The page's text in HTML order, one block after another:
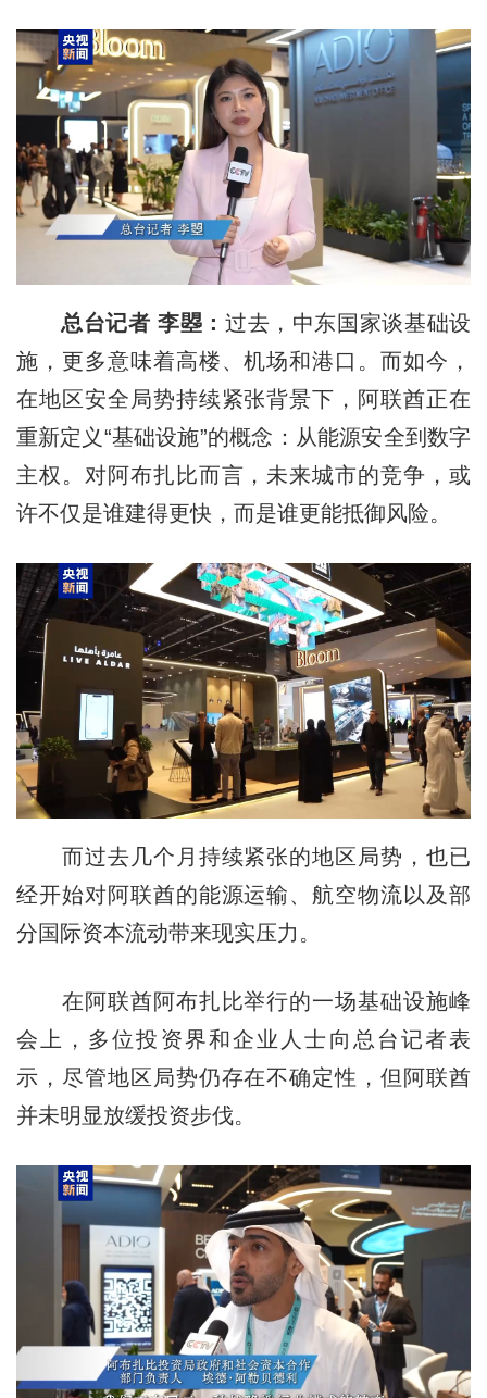
总台记者 李曌： 过去，中东国家谈基础设
施，更多意味着高楼、机场和港口。而如今，
在地区安全局势持续紧张背景下，阿联酋正在
重新定义“基础设施”的概念：从能源安全到数字
主权。对阿布扎比而言，未来城市的竞争，或
许不仅是谁建得更快，而是谁更能抵御风险。
而过去几个月持续紧张的地区局势，也已
经开始对阿联酋的能源运输、航空物流以及部
分国际资本流动带来现实压力。
在阿联酋阿布扎比举行的一场基础设施峰
会上，多位投资界和企业人士向总台记者表
示，尽管地区局势仍存在不确定性，但阿联酋
并未明显放缓投资步伐。